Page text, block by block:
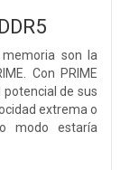
memoria son la
Con PRIME
potencial de sus
extrema o
modo estaría